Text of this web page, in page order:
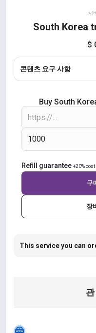
서
South Korea
$
콘텐츠 요구 사항
Buy South
Refill guarantee +20% cost
장
구
This service you can